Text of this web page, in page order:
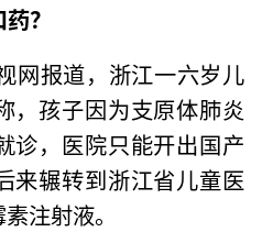
？
网报道，浙江一六岁儿
，孩子因为支原体肺炎
诊，医院只能开出国产
来辗转到浙江省儿童医
注射液。